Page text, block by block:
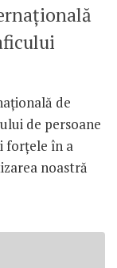
de
de persoane
forţele în a
noastră